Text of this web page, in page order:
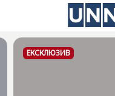
ЕКСКЛЮЗИВ